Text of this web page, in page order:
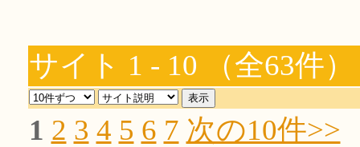
サイト 1 - 10 （全63件）
1 2 3 4 5 6 7 次の10件>>